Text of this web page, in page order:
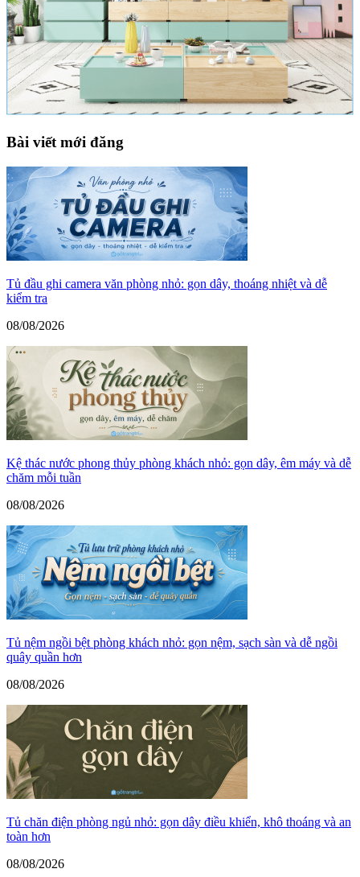
Bài viết mới đăng
Tủ đầu ghi camera văn phòng nhỏ: gọn dây, thoáng nhiệt và dễ
kiểm tra
08/08/2026
Kệ thác nước phong thủy phòng khách nhỏ: gọn dây, êm máy và dễ
chăm mỗi tuần
08/08/2026
Tủ nệm ngồi bệt phòng khách nhỏ: gọn nệm, sạch sàn và dễ ngồi
quây quần hơn
08/08/2026
Tủ chăn điện phòng ngủ nhỏ: gọn dây điều khiển, khô thoáng và an
toàn hơn
08/08/2026